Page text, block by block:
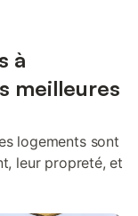
à
meilleures
logements sont
leur propreté, et